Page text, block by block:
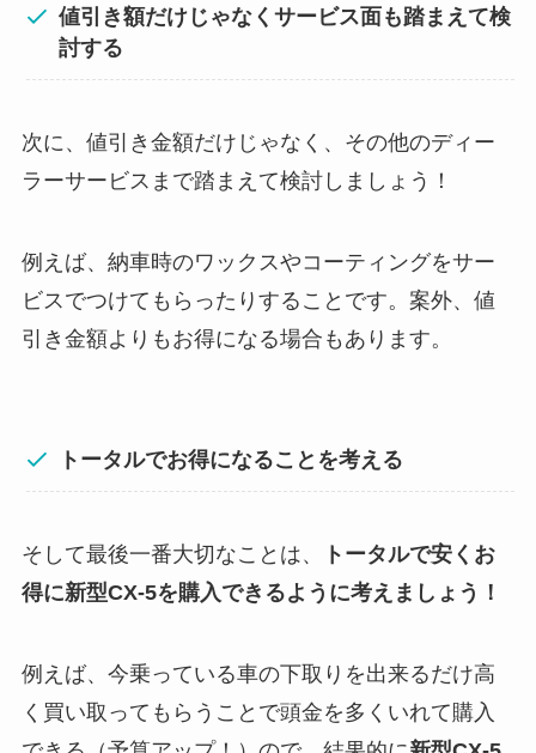
値引き額だけじゃなくサービス面も踏まえて検
討する
次に、値引き金額だけじゃなく、その他のディー
ラーサービスまで踏まえて検討しましょう！
例えば、納車時のワックスやコーティングをサー
ビスでつけてもらったりすることです。案外、値
引き金額よりもお得になる場合もあります。
トータルでお得になることを考える
そして最後一番大切なことは、
トータルで安くお
得に新型CX-5を購入できるように考えましょう！
例えば、今乗っている車の下取りを出来るだけ高
く買い取ってもらうことで頭金を多くいれて購入